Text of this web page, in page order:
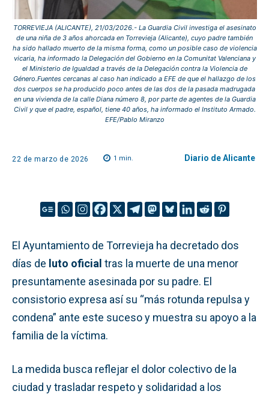
TORREVIEJA (ALICANTE), 21/03/2026.- La Guardia Civil investiga el asesinato
de una niña de 3 años ahorcada en Torrevieja (Alicante), cuyo padre también
ha sido hallado muerto de la misma forma, como un posible caso de violencia
vicaria, ha informado la Delegación del Gobierno en la Comunitat Valenciana y
el Ministerio de Igualdad a través de la Delegación contra la Violencia de
Género.Fuentes cercanas al caso han indicado a EFE de que el hallazgo de los
dos cuerpos se ha producido poco antes de las dos de la pasada madrugada
en una vivienda de la calle Diana número 8, por parte de agentes de la Guardia
Civil y que el padre, español, tiene 40 años, ha informado el Instituto Armado.
EFE/Pablo Miranzo
22 de marzo de 2026 1 min. Diario de Alicante
El Ayuntamiento de Torrevieja ha decretado dos
días de luto oficial tras la muerte de una menor
presuntamente asesinada por su padre. El
consistorio expresa así su “más rotunda repulsa y
condena” ante este suceso y muestra su apoyo a la
familia de la víctima.
La medida busca reflejar el dolor colectivo de la
ciudad y trasladar respeto y solidaridad a los